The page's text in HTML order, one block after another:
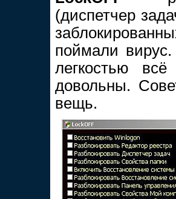
(диспетчер
поймали
легкостью
довольны.
вещь.